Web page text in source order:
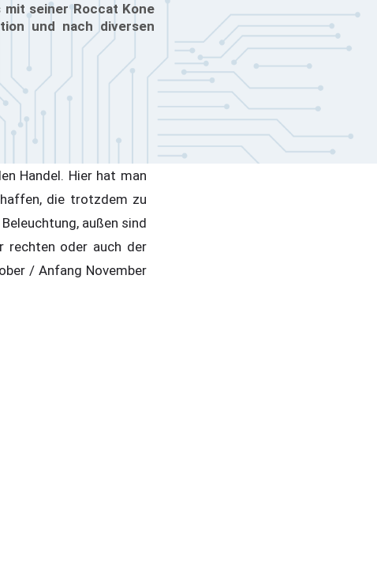
mit seiner Roccat Kone
und nach diversen
Handel. Hier hat man
die trotzdem zu
außen sind
rechten oder auch der
/ Anfang November